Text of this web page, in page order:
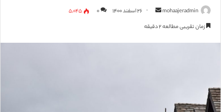
mohaajeradmin
ر
۲۶ اسفند ۱۴۰۰ ۰
۵,۰۴۵
زمان تقریبی مطالعه ۲ دقیقه